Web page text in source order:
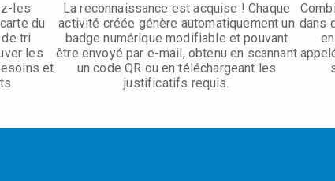
les
du
tri
les
et
La reconnaissance est acquise ! Chaque
activité créée génère automatiquement un
badge numérique modifiable et pouvant
être envoyé par e-mail, obtenu en scannant
un code QR ou en téléchargeant les
justificatifs requis.
dans